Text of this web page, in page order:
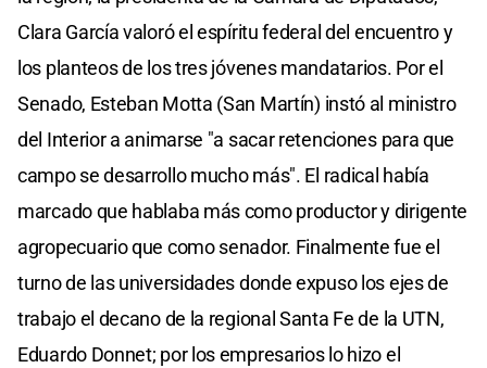
Clara García valoró el espíritu federal del encuentro y
los planteos de los tres jóvenes mandatarios. Por el
Senado, Esteban Motta (San Martín) instó al ministro
del Interior a animarse "a sacar retenciones para que
campo se desarrollo mucho más". El radical había
marcado que hablaba más como productor y dirigente
agropecuario que como senador. Finalmente fue el
turno de las universidades donde expuso los ejes de
trabajo el decano de la regional Santa Fe de la UTN,
Eduardo Donnet; por los empresarios lo hizo el